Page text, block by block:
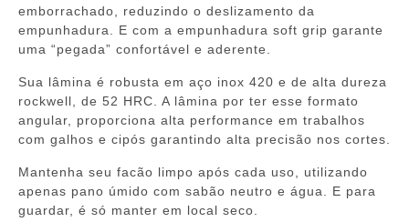
emborrachado, reduzindo o deslizamento da
empunhadura. E com a empunhadura soft grip garante
uma “pegada” confortável e aderente.
Sua lâmina é robusta em aço inox 420 e de alta dureza
rockwell, de 52 HRC. A lâmina por ter esse formato
angular, proporciona alta performance em trabalhos
com galhos e cipós garantindo alta precisão nos cortes.
Mantenha seu facão limpo após cada uso, utilizando
apenas pano úmido com sabão neutro e água. E para
guardar, é só manter em local seco.